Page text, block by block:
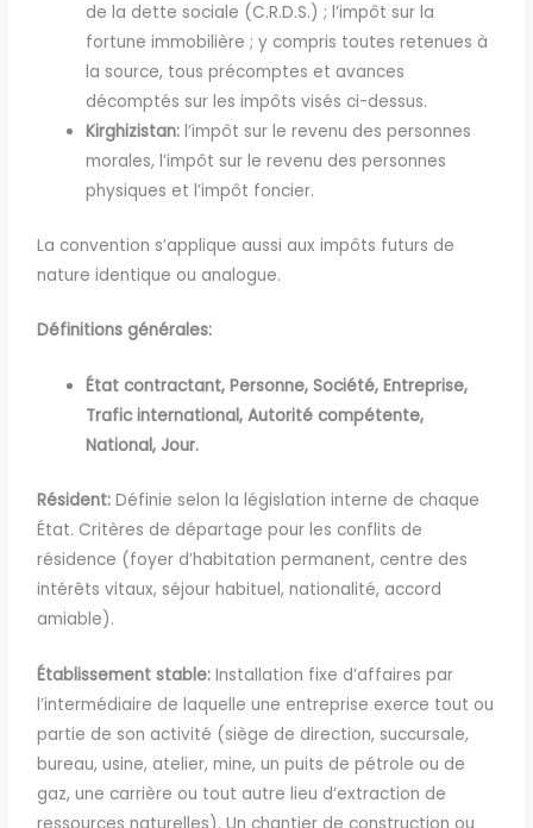
de la dette sociale (C.R.D.S.) ; l’impôt sur la
fortune immobilière ; y compris toutes retenues à
la source, tous précomptes et avances
décomptés sur les impôts visés ci-dessus.
Kirghizistan: l’impôt sur le revenu des personnes
morales, l’impôt sur le revenu des personnes
physiques et l’impôt foncier.
La convention s’applique aussi aux impôts futurs de
nature identique ou analogue.
Définitions générales:
État contractant, Personne, Société, Entreprise,
Trafic international, Autorité compétente,
National, Jour.
Résident: Définie selon la législation interne de chaque
État. Critères de départage pour les conflits de
résidence (foyer d’habitation permanent, centre des
intérêts vitaux, séjour habituel, nationalité, accord
amiable).
Établissementstable: Installation fixe d’affaires par
l’intermédiaire de laquelle une entreprise exerce tout ou
partie de son activité (siège de direction, succursale,
bureau, usine, atelier, mine,un puits de pétrole ou de
gaz, une carrière ou tout autre lieu d’extraction de